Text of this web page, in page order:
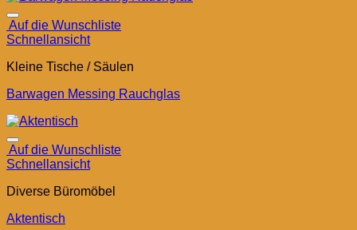
Auf die Wunschliste
Schnellansicht
Kleine Tische / Säulen
Barwagen Messing Rauchglas
Auf die Wunschliste
Schnellansicht
Diverse Büromöbel
Aktentisch